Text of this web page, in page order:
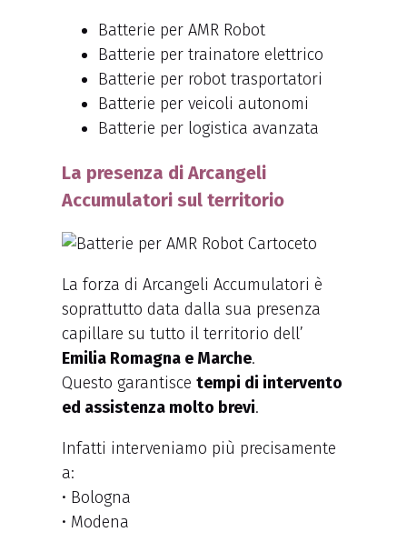
Batterie per AMR Robot
Batterie per trainatore elettrico
Batterie per robot trasportatori
Batterie per veicoli autonomi
Batterie per logistica avanzata
La presenza di Arcangeli
Accumulatori sul territorio
La forza di Arcangeli Accumulatori è
soprattutto data dalla sua presenza
capillare su tutto il territorio dell’
Emilia Romagna e Marche.
Questo garantisce tempi di intervento
ed assistenza molto brevi.
Infatti interveniamo più precisamente
a:
• Bologna
• Modena